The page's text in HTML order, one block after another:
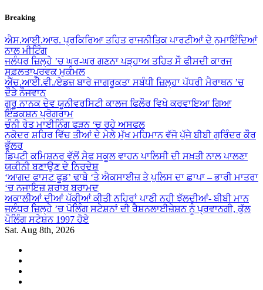
Skip
content
Breaking
ਐਸ.ਆਈ.ਆਰ. ਪ੍ਰਕਿਰਿਆ ਤਹਿਤ ਰਾਜਨੀਤਿਕ ਪਾਰਟੀਆਂ ਦੇ ਨੁਮਾਇੰਦਿਆਂ
ਨਾਲ ਮੀਟਿੰਗ
ਜਲੰਧਰ ਜ਼ਿਲ੍ਹੇ ’ਚ ਘਰ-ਘਰ ਗਣਨਾ ਪੜ੍ਹਾਅ ਤਹਿਤ ਸੌ ਫੀਸਦੀ ਕਾਰਜ
ਸਫ਼ਲਤਾਪੂਰਵਕ ਮੁਕੰਮਲ
ਐੱਚ.ਆਈ.ਵੀ./ਏਡਜ਼ ਬਾਰੇ ਜਾਗਰੂਕਤਾ ਸਬੰਧੀ ਜ਼ਿਲ੍ਹਾ ਪੱਧਰੀ ਮੈਰਾਥਨ ’ਚ
ਦੌੜੇ ਨੌਜਵਾਨ
ਗੁਰੂ ਨਾਨਕ ਦੇਵ ਯੂਨੀਵਰਸਿਟੀ ਕਾਲਜ ਫਿਲੌਰ ਵਿਖੇ ਕਰਵਾਇਆ ਗਿਆ
ਇੰਡਕਸ਼ਨ ਪ੍ਰੋਗਰਾਮ
ਚੰਨੀ ਰੇਤ ਮਾਈਨਿੰਗ ਫੜਨ ‘ਚ ਰਹੇ ਅਸਫਲ
ਨਕੋਦਰ ਸ਼ਹਿਰ ਵਿੱਚ ਤੀਆਂ ਦੇ ਮੇਲੇ ਮੁੱਖ ਮਹਿਮਾਨ ਵੱਜੋ ਪੁੱਜੇ ਬੀਬੀ ਗੁਰਿੰਦਰ ਕੌਰ
ਭੁੱਲਰ
ਡਿਪਟੀ ਕਮਿਸ਼ਨਰ ਵੱਲੋਂ ਸੇਫ ਸਕੂਲ ਵਾਹਨ ਪਾਲਿਸੀ ਦੀ ਸਖ਼ਤੀ ਨਾਲ ਪਾਲਣਾ
ਯਕੀਨੀ ਬਣਾਉਣ ਦੇ ਨਿਰਦੇਸ਼
‘ਆਗਦ ਫਾਸਟ ਫੂਡ’ ਢਾਬੇ ‘ਤੇ ਐਕਸਾਈਜ਼ ਤੇ ਪੁਲਿਸ ਦਾ ਛਾਪਾ – ਭਾਰੀ ਮਾਤਰਾ
‘ਚ ਨਜਾਇਜ਼ ਸ਼ਰਾਬ ਬਰਾਮਦ
ਅਕਾਲੀਆਂ ਦੀਆਂ ਪੱਕੀਆਂ ਕੀਤੀ ਨਹਿਰਾਂ ਪਾਣੀ ਨਹੀ ਝੱਲਦੀਆਂ- ਬੀਬੀ ਮਾਨ
ਜਲੰਧਰ ਜ਼ਿਲ੍ਹੇ ’ਚ ਪੋਲਿੰਗ ਸਟੇਸ਼ਨਾਂ ਦੀ ਰੈਸ਼ਨਲਾਈਜ਼ੇਸ਼ਨ ਨੂੰ ਪ੍ਰਵਾਨਗੀ, ਕੁੱਲ
ਪੋਲਿੰਗ ਸਟੇਸ਼ਨ 1997 ਹੋਏ
Sat. Aug 8th, 2026